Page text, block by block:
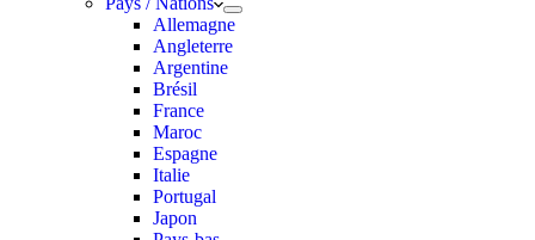
Allemagne
Angleterre
Argentine
Brésil
France
Maroc
Espagne
Italie
Portugal
Japon